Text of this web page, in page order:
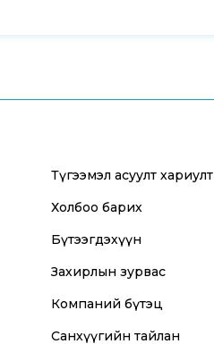
Түгээмэл асуулт хариулт
Холбоо барих
Бүтээгдэхүүн
Захирлын зурвас
Компаний бүтэц
Санхүүгийн тайлан